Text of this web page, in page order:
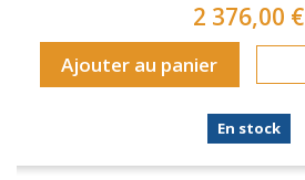
2 376,00 €
Ajouter au panier
En stock